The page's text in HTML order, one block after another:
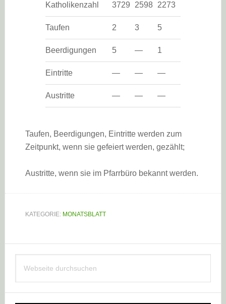
Katholikenzahl 3729 2598 2273
Taufen 2 3 5
Beerdigungen 5 — 1
Eintritte — — —
Austritte — — —
Taufen, Beerdigungen, Eintritte werden zum
Zeitpunkt, wenn sie gefeiert werden, gezählt;
Austritte, wenn sie im Pfarrbüro bekannt werden.
KATEGORIE: MONATSBLATT
Haupt-
Sidebar
durchsuchen